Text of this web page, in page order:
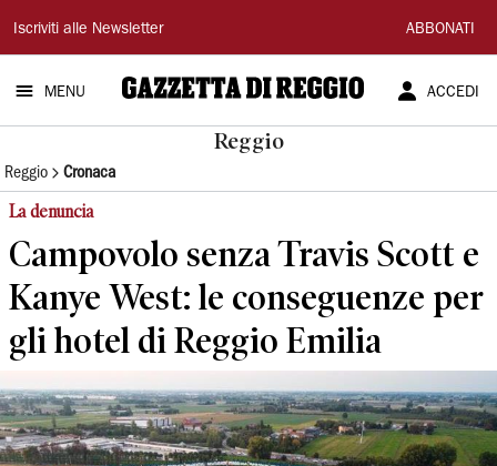
Gazzetta
di
Reggio
Iscriviti alle Newsletter ABBONATI
MENU ACCEDI
Reggio
Reggio Cronaca
La denuncia
Campovolo senza Travis Scott e
Kanye West: le conseguenze per
gli hotel di Reggio Emilia